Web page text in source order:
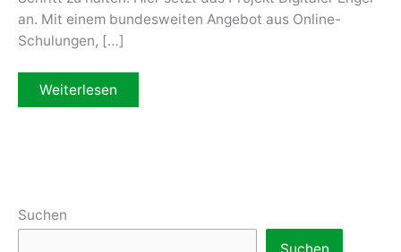
an. Mit einem bundesweiten Angebot aus Online-
Schulungen, […]
Der
von
Senioren
Weiterlesen
Suchen